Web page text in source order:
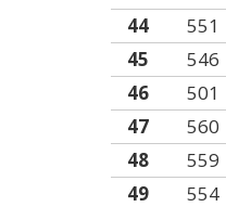
44
551
45
546
46
501
47
560
48
559
49
554